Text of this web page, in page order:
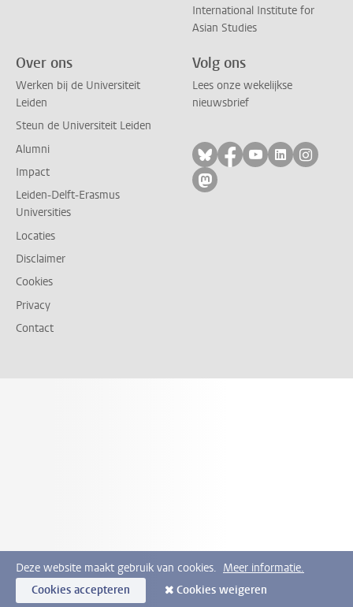
International Institute for
Asian Studies
Over ons
Werken bij de Universiteit
Leiden
Steun de Universiteit Leiden
Alumni
Impact
Leiden-Delft-Erasmus
Universities
Locaties
Disclaimer
Cookies
Privacy
Contact
Volg ons
Lees onze wekelijkse
nieuwsbrief
Volg ons op bluesky
Volg ons op
Volg ons op
Volg ons
Volg
Volg ons op mastodon
Deze website maakt gebruik van cookies. Meer informatie.
Cookies accepteren
Cookies weigeren